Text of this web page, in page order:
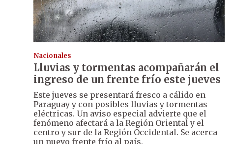
Nacionales
Lluvias y tormentas acompañarán el
ingreso de un frente frío este jueves
Este jueves se presentará fresco a cálido en
Paraguay y con posibles lluvias y tormentas
eléctricas. Un aviso especial advierte que el
fenómeno afectará a la Región Oriental y el
centro y sur de la Región Occidental. Se acerca
un nuevo frente frío al país.